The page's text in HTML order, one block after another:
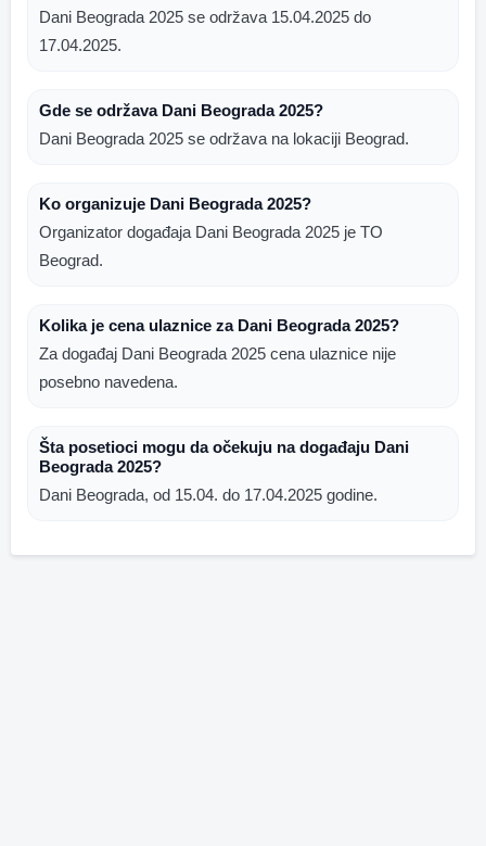
Dani Beograda 2025 se održava 15.04.2025 do
17.04.2025.
Gde se održava Dani Beograda 2025?
Dani Beograda 2025 se održava na lokaciji Beograd.
Ko organizuje Dani Beograda 2025?
Organizator događaja Dani Beograda 2025 je TO
Beograd.
Kolika je cena ulaznice za Dani Beograda 2025?
Za događaj Dani Beograda 2025 cena ulaznice nije
posebno navedena.
Šta posetioci mogu da očekuju na događaju Dani
Beograda 2025?
Dani Beograda, od 15.04. do 17.04.2025 godine.